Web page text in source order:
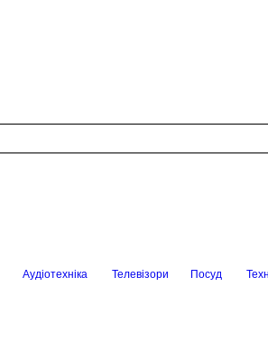
Аудіотехніка Телевізори Посуд